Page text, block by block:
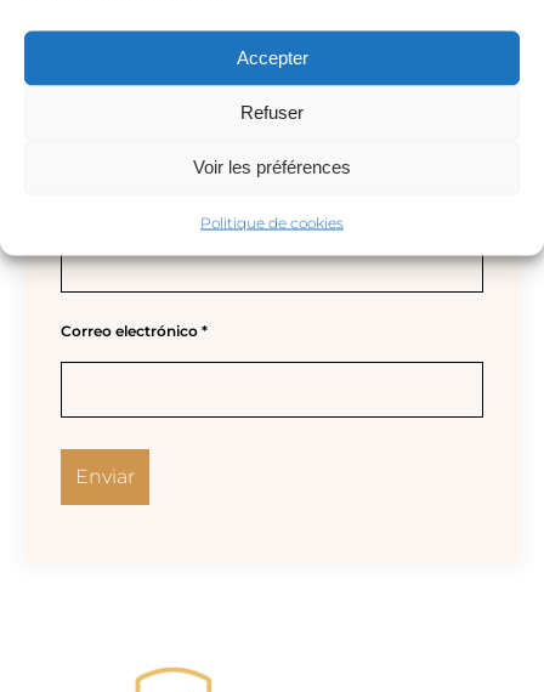
Accepter
Refuser
Voir les préférences
Politique de cookies
Correo electrónico *